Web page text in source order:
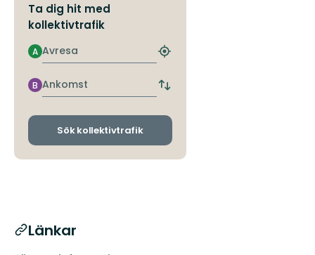
Ta dig hit med
kollektivtrafik
Avresa
A
Hitta
hållplats
Ankomst
B
Byt
och
Sök kollektivtrafik
Länkar